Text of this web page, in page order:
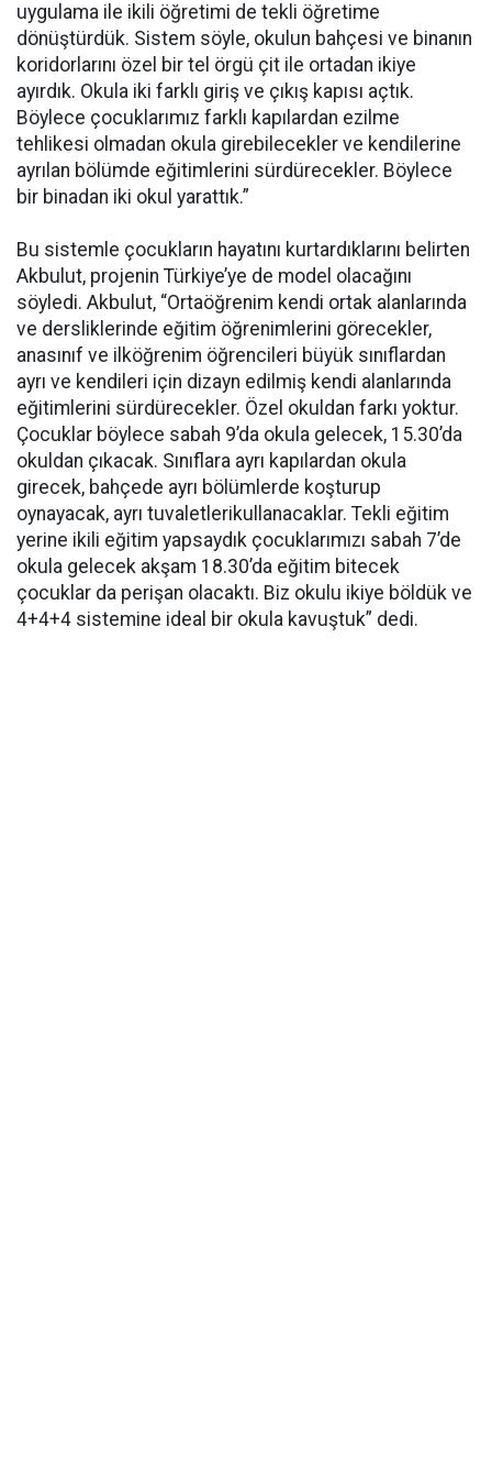
uygulama ile ikili öğretimi de tekli öğretime
dönüştürdük. Sistem söyle, okulun bahçesi ve binanın
koridorlarını özel bir tel örgü çit ile ortadan ikiye
ayırdık. Okula iki farklı giriş ve çıkış kapısı açtık.
Böylece çocuklarımız farklı kapılardan ezilme
tehlikesi olmadan okula girebilecekler ve kendilerine
ayrılan bölümde eğitimlerini sürdürecekler. Böylece
bir binadan iki okul yarattık.”
Bu sistemle çocukların hayatını kurtardıklarını belirten
Akbulut, projenin Türkiye’ye de model olacağını
söyledi. Akbulut, “Ortaöğrenim kendi ortak alanlarında
ve dersliklerinde eğitim öğrenimlerini görecekler,
anasınıf ve ilköğrenim öğrencileri büyük sınıflardan
ayrı ve kendileri için dizayn edilmiş kendi alanlarında
eğitimlerini sürdürecekler. Özel okuldan farkı yoktur.
Çocuklar böylece sabah 9’da okula gelecek, 15.30’da
okuldan çıkacak. Sınıflara ayrı kapılardan okula
girecek, bahçede ayrı bölümlerde koşturup
oynayacak, ayrı tuvaletlerikullanacaklar. Tekli eğitim
yerine ikili eğitim yapsaydık çocuklarımızı sabah 7’de
okula gelecek akşam 18.30’da eğitim bitecek
çocuklar da perişan olacaktı. Biz okulu ikiye böldük ve
4+4+4 sistemine ideal bir okula kavuştuk” dedi.